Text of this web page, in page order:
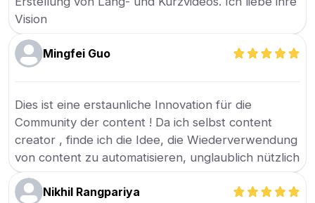
Vision
Mingfei Guo
Dies ist eine erstaunliche Innovation für die
Community der content ! Da ich selbst content
creator , finde ich die Idee, die Wiederverwendung
von content zu automatisieren, unglaublich nützlich
Nikhil Rangpariya